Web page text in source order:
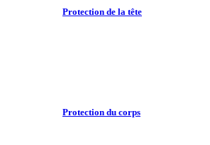
Protection de la tête
Protection du corps